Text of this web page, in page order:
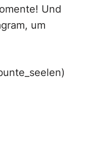
Und
um